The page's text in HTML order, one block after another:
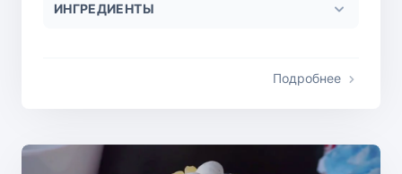
ИНГРЕДИЕНТЫ
Подробнее